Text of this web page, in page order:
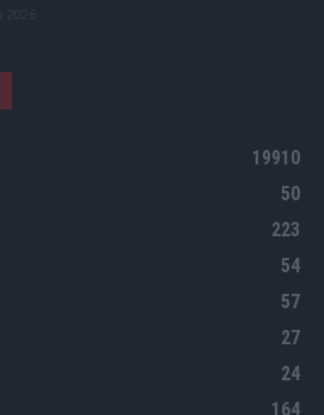
19910
50
223
54
57
27
24
164